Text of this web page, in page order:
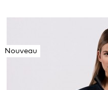
Nouveau